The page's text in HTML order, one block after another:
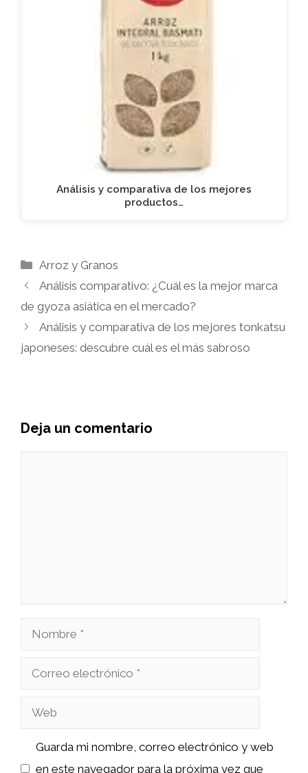
Análisis y comparativa de los mejores
productos…
Categorías
Arroz y Granos
Análisis comparativo: ¿Cuál es la mejor marca
de gyoza asiática en el mercado?
Análisis y comparativa de los mejores tonkatsu
japoneses: descubre cuál es el más sabroso
Deja un comentario
Nombre
Correo
Web
Guarda mi nombre, correo electrónico y web
en este navegador para la próxima vez que